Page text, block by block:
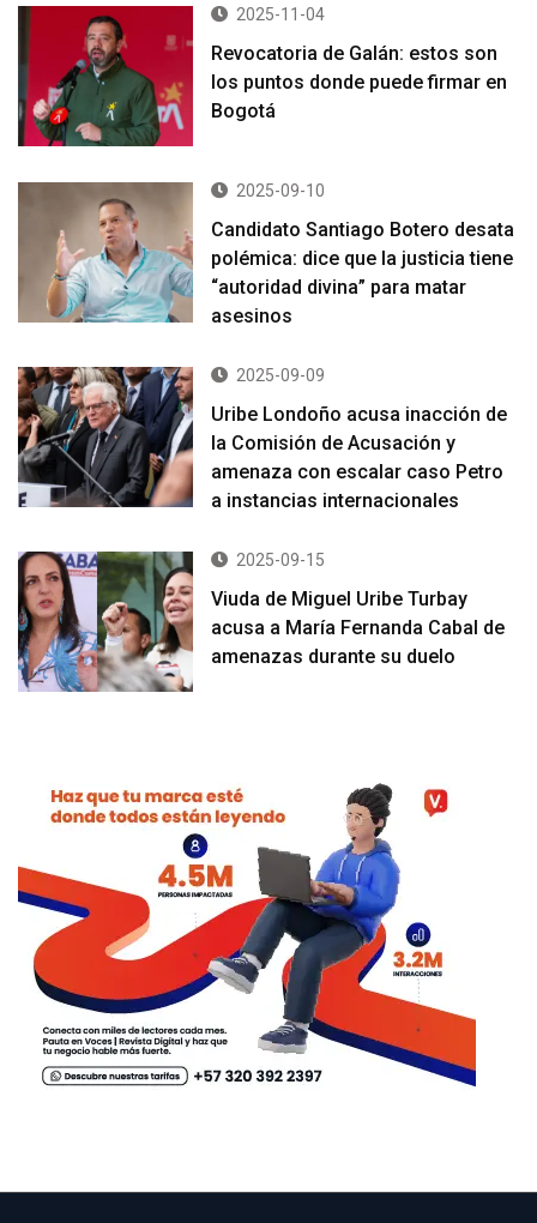
2025-11-04
Revocatoria de Galán: estos son
los puntos donde puede firmar en
Bogotá
2025-09-10
Candidato Santiago Botero desata
polémica: dice que la justicia tiene
“autoridad divina” para matar
asesinos
2025-09-09
Uribe Londoño acusa inacción de
la Comisión de Acusación y
amenaza con escalar caso Petro
a instancias internacionales
2025-09-15
Viuda de Miguel Uribe Turbay
acusa a María Fernanda Cabal de
amenazas durante su duelo